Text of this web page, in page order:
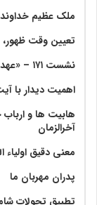
ملک عظیم خداوند
تعیین وقت
نشست ۱۷۱ – «عهد امام و عهد با امام عصر(عج)»
اهمیت دیدار با
هابیت ها و
آخرالزمان
معنی دقیق اولیاء
پدران مهربان ما
تطبیق تحولات